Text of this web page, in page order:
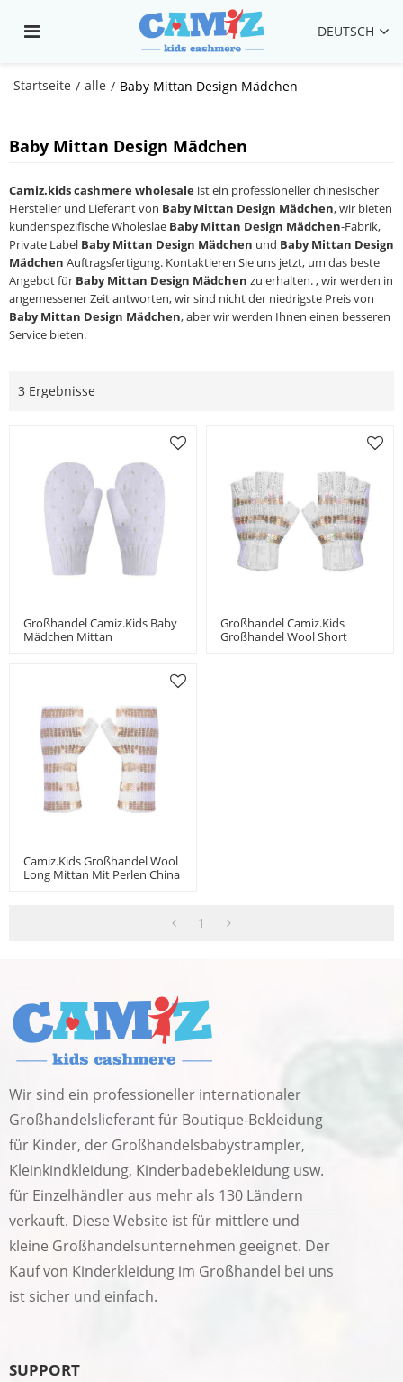
DEUTSCH
Startseite / alle / Baby Mittan Design Mädchen
Baby Mittan Design Mädchen
Camiz.kids cashmere wholesale ist ein professioneller chinesischer
Hersteller und Lieferant von Baby Mittan Design Mädchen, wir bieten
kundenspezifische Wholeslae Baby Mittan Design Mädchen-Fabrik,
Private Label Baby Mittan Design Mädchen und Baby Mittan Design
Mädchen Auftragsfertigung. Kontaktieren Sie uns jetzt, um das beste
Angebot für Baby Mittan Design Mädchen zu erhalten. , wir werden in
angemessener Zeit antworten, wir sind nicht der niedrigste Preis von
Baby Mittan Design Mädchen, aber wir werden Ihnen einen besseren
Service bieten.
3 Ergebnisse
Großhandel Camiz.kids Baby
Mädchen Mittan
Großhandel Camiz.kids
Großhandel Wool Short
Camiz.kids Großhandel Wool
Long Mittan Mit Perlen China
1
Wir sind ein professioneller internationaler
Großhandelslieferant für Boutique-Bekleidung
für Kinder, der Großhandelsbabystrampler,
Kleinkindkleidung, Kinderbadebekleidung usw.
für Einzelhändler aus mehr als 130 Ländern
verkauft. Diese Website ist für mittlere und
kleine Großhandelsunternehmen geeignet. Der
Kauf von Kinderkleidung im Großhandel bei uns
ist sicher und einfach.
SUPPORT